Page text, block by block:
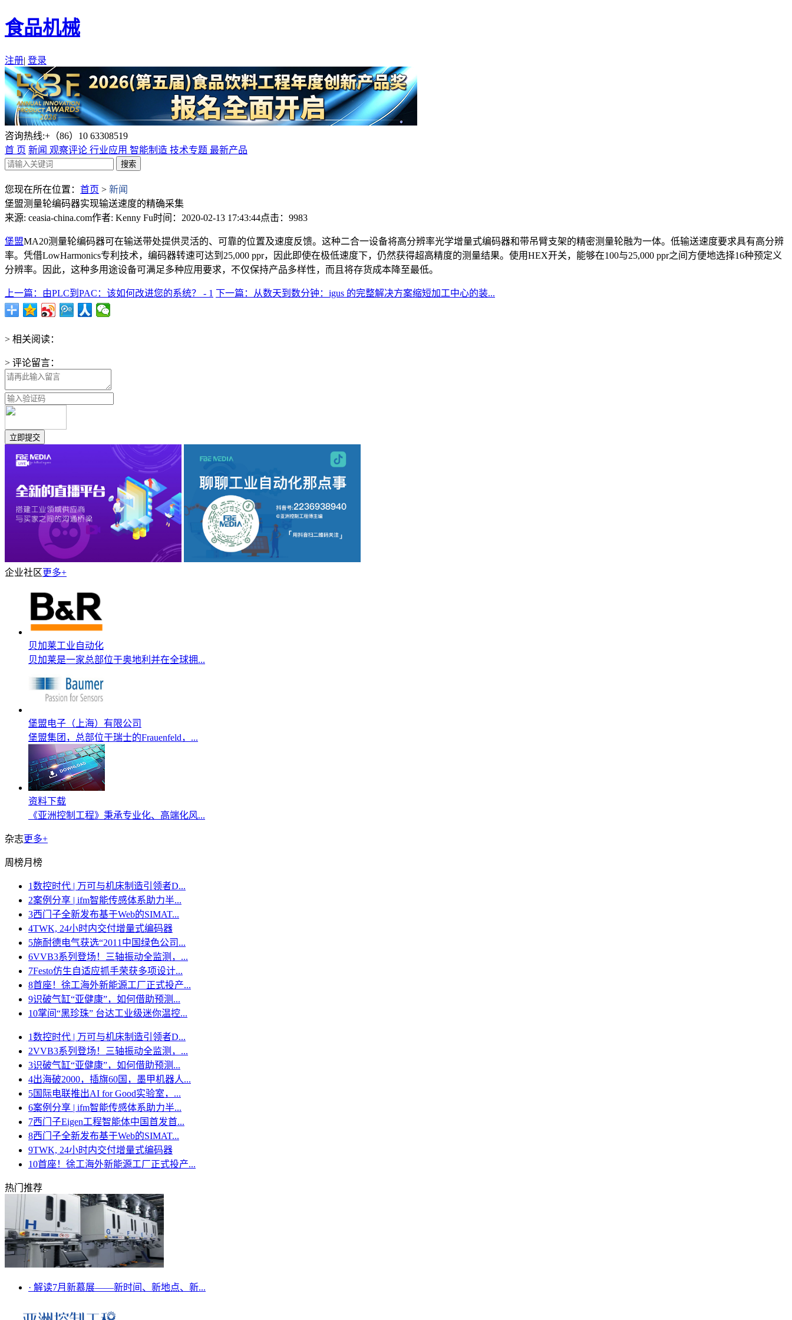
食品机械
注册| 登录
咨询热线:+（86）10 63308519
首 页 新闻 观察评论 行业应用 智能制造 技术专题 最新产品
您现在所在位置： 首页 > 新闻
堡盟测量轮编码器实现输送速度的精确采集
来源: ceasia-china.com作者: Kenny Fu时间：2020-02-13 17:43:44点击：9983
堡盟MA20测量轮编码器可在输送带处提供灵活的、可靠的位置及速度反馈。这种二合一设备将高分辨率光学增量式编码器和带吊臂支架的精密测量轮融为一体。低输送速度要求具有高分辨
率。凭借LowHarmonics专利技术，编码器转速可达到25,000 ppr，因此即使在极低速度下，仍然获得超高精度的测量结果。使用HEX开关，能够在100与25,000 ppr之间方便地选择16种预定义
分辨率。因此，这种多用途设备可满足多种应用要求，不仅保持产品多样性，而且将存货成本降至最低。
上一篇：由PLC到PAC：该如何改进您的系统？ - 1 下一篇：从数天到数分钟：igus 的完整解决方案缩短加工中心的装...
> 相关阅读：
> 评论留言：
企业社区更多+
贝加莱工业自动化
贝加莱是一家总部位于奥地利并在全球拥...
堡盟电子（上海）有限公司
堡盟集团，总部位于瑞士的Frauenfeld，...
资料下载
《亚洲控制工程》秉承专业化、高端化风...
杂志更多+
周榜月榜
1数控时代 | 万可与机床制造引领者D...
2案例分享 | ifm智能传感体系助力半...
3西门子全新发布基于Web的SIMAT...
4TWK, 24小时内交付增量式编码器
5施耐德电气获选“2011中国绿色公司...
6VVB3系列登场！三轴振动全监测，...
7Festo仿生自适应抓手荣获多项设计...
8首座！徐工海外新能源工厂正式投产...
9识破气缸“亚健康”，如何借助预测...
10掌间“黑珍珠” 台达工业级迷你温控...
1数控时代 | 万可与机床制造引领者D...
2VVB3系列登场！三轴振动全监测，...
3识破气缸“亚健康”，如何借助预测...
4出海破2000，插旗60国，墨甲机器人...
5国际电联推出AI for Good实验室，...
6案例分享 | ifm智能传感体系助力半...
7西门子Eigen工程智能体中国首发首...
8西门子全新发布基于Web的SIMAT...
9TWK, 24小时内交付增量式编码器
10首座！徐工海外新能源工厂正式投产...
热门推荐
· 解读7月新慕展——新时间、新地点、新...